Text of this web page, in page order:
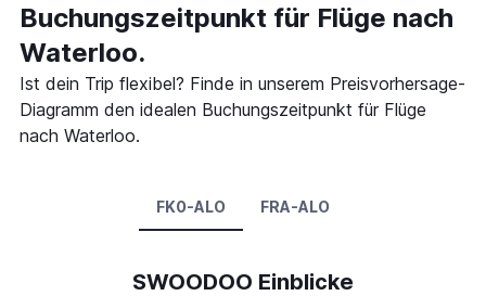
Buchungszeitpunkt für Flüge nach
Waterloo.
Ist dein Trip flexibel? Finde in unserem Preisvorhersage-
Diagramm den idealen Buchungszeitpunkt für Flüge
nach Waterloo.
FK0-ALO FRA-ALO
SWOODOO Einblicke